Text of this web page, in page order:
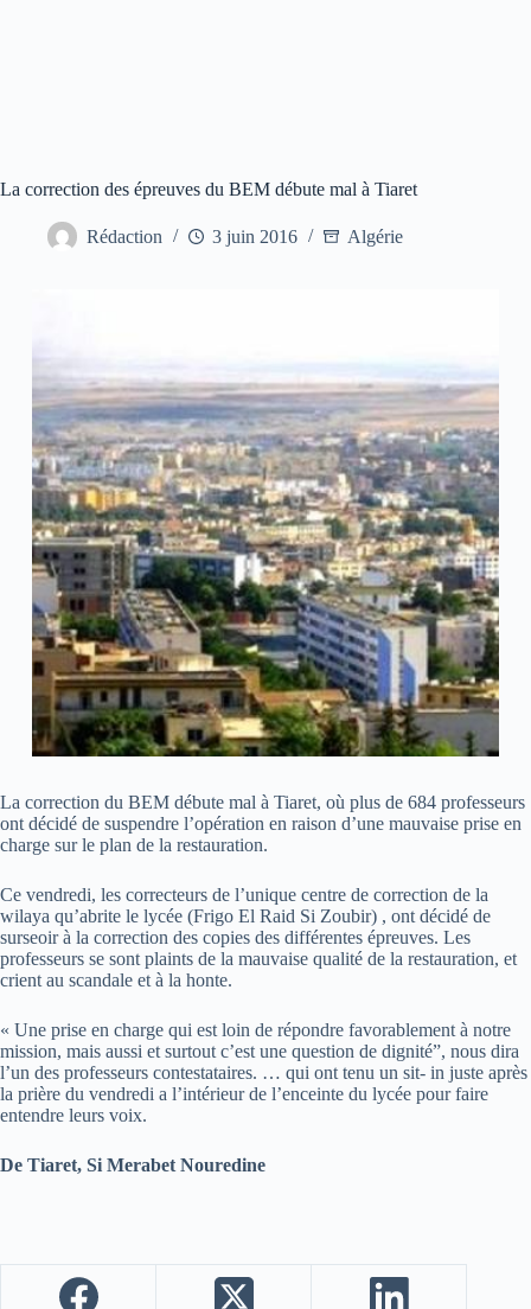
La correction des épreuves du BEM débute mal à Tiaret
Rédaction 3 juin 2016 Algérie
La correction du BEM débute mal à Tiaret, où plus de 684 professeurs
ont décidé de suspendre l’opération en raison d’une mauvaise prise en
charge sur le plan de la restauration.
Ce vendredi, les correcteurs de l’unique centre de correction de la
wilaya qu’abrite le lycée (Frigo El Raid Si Zoubir) , ont décidé de
surseoir à la correction des copies des différentes épreuves. Les
professeurs se sont plaints de la mauvaise qualité de la restauration, et
crient au scandale et à la honte.
« Une prise en charge qui est loin de répondre favorablement à notre
mission, mais aussi et surtout c’est une question de dignité”, nous dira
l’un des professeurs contestataires. … qui ont tenu un sit- in juste après
la prière du vendredi a l’intérieur de l’enceinte du lycée pour faire
entendre leurs voix.
De Tiaret, Si Merabet Nouredine